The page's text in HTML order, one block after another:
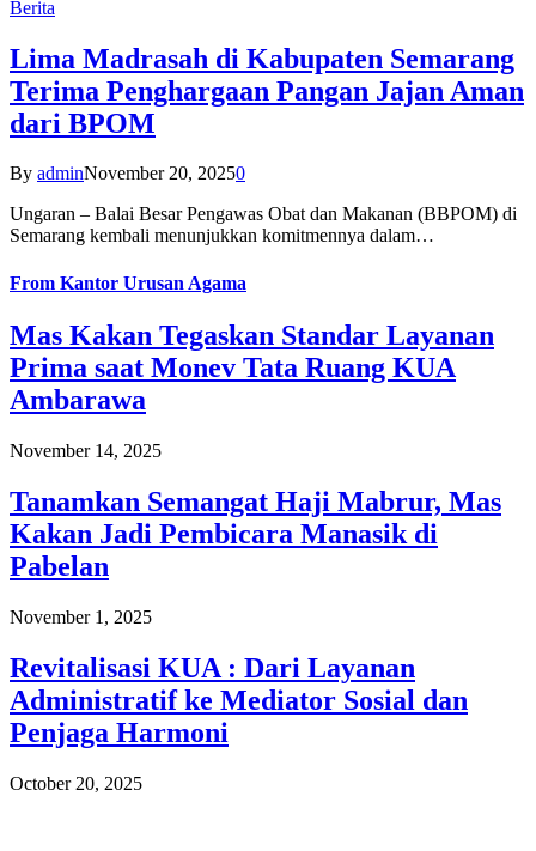
Berita
Lima Madrasah di Kabupaten Semarang
Terima Penghargaan Pangan Jajan Aman
dari BPOM
By adminNovember 20, 20250
Ungaran – Balai Besar Pengawas Obat dan Makanan (BBPOM) di
Semarang kembali menunjukkan komitmennya dalam…
From Kantor Urusan Agama
Mas Kakan Tegaskan Standar Layanan
Prima saat Monev Tata Ruang KUA
Ambarawa
November 14, 2025
Tanamkan Semangat Haji Mabrur, Mas
Kakan Jadi Pembicara Manasik di
Pabelan
November 1, 2025
Revitalisasi KUA : Dari Layanan
Administratif ke Mediator Sosial dan
Penjaga Harmoni
October 20, 2025